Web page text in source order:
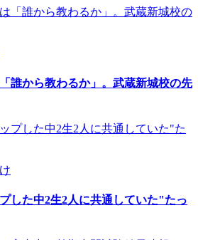
誰から教わるか」。武蔵新城校の先
した中2生2人に共通していた"たっ